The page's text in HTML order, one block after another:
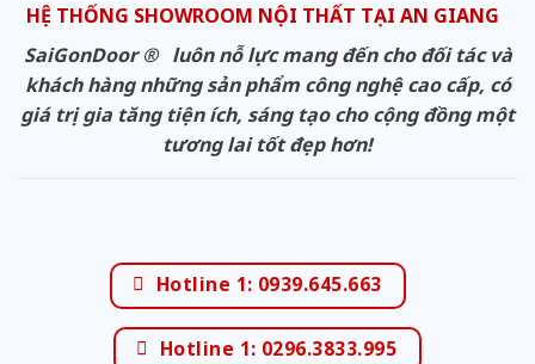
HỆ THỐNG SHOWROOM NỘI THẤT TẠI AN GIANG
SaiGonDoor ® luôn nỗ lực mang đến cho đối tác và
khách hàng những sản phẩm công nghệ cao cấp, có
giá trị gia tăng tiện ích, sáng tạo cho cộng đồng một
tương lai tốt đẹp hơn!
Hotline 1: 0939.645.663
Hotline 1: 0296.3833.995